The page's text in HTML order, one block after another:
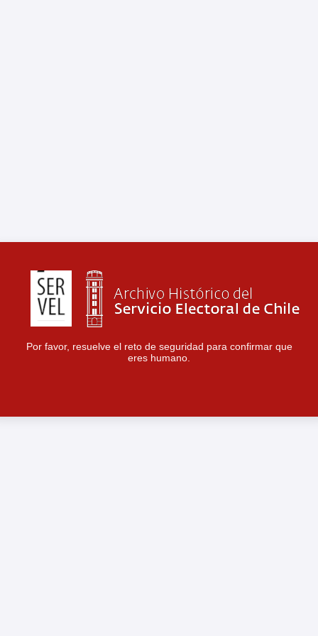
Por favor, resuelve el reto de seguridad para confirmar que
eres humano.